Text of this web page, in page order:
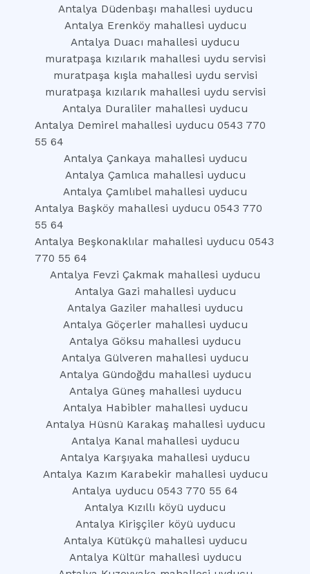
Antalya Düdenbaşı mahallesi uyducu
Antalya Erenköy mahallesi uyducu
Antalya Duacı mahallesi uyducu
muratpaşa kızılarık mahallesi uydu servisi
muratpaşa kışla mahallesi uydu servisi
muratpaşa kızılarık mahallesi uydu servisi
Antalya Duraliler mahallesi uyducu
Antalya Demirel mahallesi uyducu 0543 770
55 64
Antalya Çankaya mahallesi uyducu
Antalya Çamlıca mahallesi uyducu
Antalya Çamlıbel mahallesi uyducu
Antalya Başköy mahallesi uyducu 0543 770
55 64
Antalya Beşkonaklılar mahallesi uyducu 0543
770 55 64
Antalya Fevzi Çakmak mahallesi uyducu
Antalya Gazi mahallesi uyducu
Antalya Gaziler mahallesi uyducu
Antalya Göçerler mahallesi uyducu
Antalya Göksu mahallesi uyducu
Antalya Gülveren mahallesi uyducu
Antalya Gündoğdu mahallesi uyducu
Antalya Güneş mahallesi uyducu
Antalya Habibler mahallesi uyducu
Antalya Hüsnü Karakaş mahallesi uyducu
Antalya Kanal mahallesi uyducu
Antalya Karşıyaka mahallesi uyducu
Antalya Kazım Karabekir mahallesi uyducu
Antalya uyducu 0543 770 55 64
Antalya Kızıllı köyü uyducu
Antalya Kirişçiler köyü uyducu
Antalya Kütükçü mahallesi uyducu
Antalya Kültür mahallesi uyducu